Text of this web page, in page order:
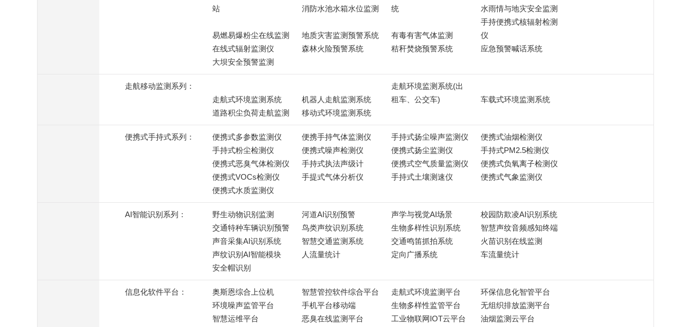
站
消防水池水箱水位监测
统
水雨情与地灾安全监测
易燃易爆粉尘在线监测 地质灾害监测预警系统 有毒有害气体监测
手持便携式核辐射检测
仪
在线式辐射监测仪
森林火险预警系统 秸秆焚烧预警系统
应急预警喊话系统
大坝安全预警监测
走航移动监测系列：
走航式环境监测系统
机器人走航监测系统
走航环境监测系统(出
租车、公交车)
车载式环境监测系统
道路积尘负荷走航监测
移动式环境监测系统
便携式手持式系列： 便携式多参数监测仪 便携手持气体监测仪 手持式扬尘噪声监测仪
便携式油烟检测仪
手持式粉尘检测仪
便携式噪声检测仪 便携式扬尘监测仪
手持式PM2.5检测仪
便携式恶臭气体检测仪
手持式执法声级计 便携式空气质量监测仪
便携式负氧离子检测仪
便携式VOCs检测仪
手提式气体分析仪 手持式土壤测速仪
便携式气象监测仪
便携式水质监测仪
AI智能识别系列： 野生动物识别监测 河道AI识别预警 声学与视觉AI场景
校园防欺凌AI识别系统
交通特种车辆识别预警
鸟类声纹识别系统 生物多样性识别系统
智慧声纹音频感知终端
声音采集AI识别系统
智慧交通监测系统 交通鸣笛抓拍系统
火苗识别在线监测
声纹识别AI智能模块
人流量统计 定向广播系统
车流量统计
安全帽识别
信息化软件平台： 奥斯恩综合上位机 智慧管控软件综合平台 走航式环境监测平台
环保信息化智管平台
环境噪声监管平台
手机平台移动端 生物多样性监管平台
无组织排放监测平台
智慧运维平台
恶臭在线监测平台 工业物联网IOT云平台
油烟监测云平台